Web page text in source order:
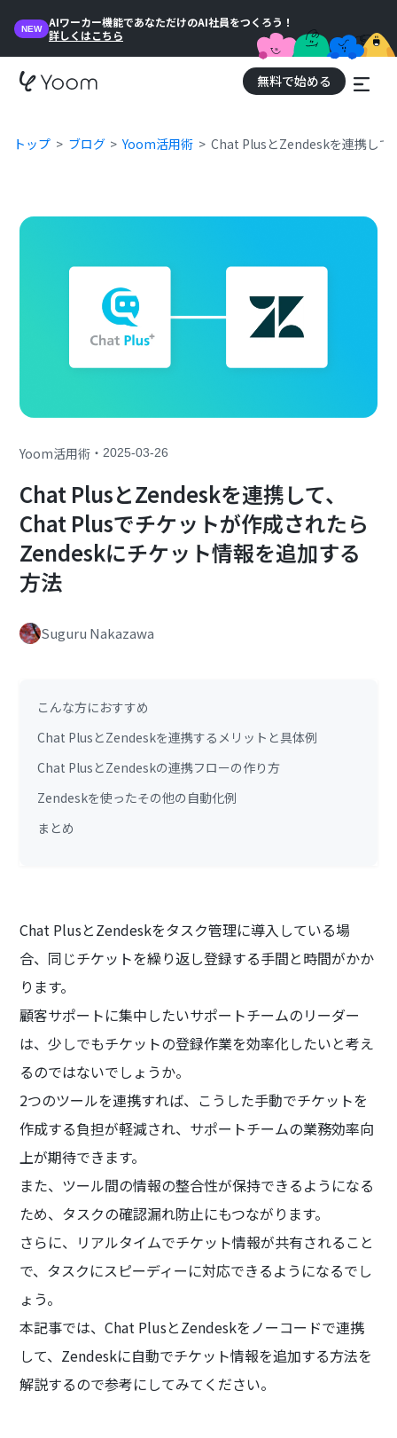
NEW
AIワーカー機能であなただけのAI社員をつくろう！
詳しくはこちら
無料で始める
トップ ブログ Yoom活用術 Chat PlusとZendeskを連携して
Yoom活用術 ・2025-03-26
Chat PlusとZendeskを連携して、
Chat Plusでチケットが作成されたら
Zendeskにチケット情報を追加する
方法
Suguru Nakazawa
こんな方におすすめ
Chat PlusとZendeskを連携するメリットと具体例
Chat PlusとZendeskの連携フローの作り方
Zendeskを使ったその他の自動化例
まとめ
Chat PlusとZendeskをタスク管理に導入している場
合、同じチケットを繰り返し登録する手間と時間がかか
ります。
顧客サポートに集中したいサポートチームのリーダー
は、少しでもチケットの登録作業を効率化したいと考え
るのではないでしょうか。
2つのツールを連携すれば、こうした手動でチケットを
作成する負担が軽減され、サポートチームの業務効率向
上が期待できます。
また、ツール間の情報の整合性が保持できるようになる
ため、タスクの確認漏れ防止にもつながります。
さらに、リアルタイムでチケット情報が共有されること
で、タスクにスピーディーに対応できるようになるでし
ょう。
本記事では、Chat PlusとZendeskをノーコードで連携
して、Zendeskに自動でチケット情報を追加する方法を
解説するので参考にしてみてください。